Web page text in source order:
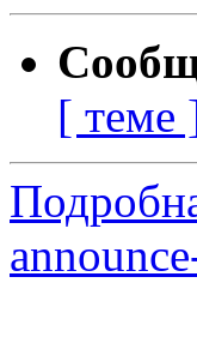
[ теме